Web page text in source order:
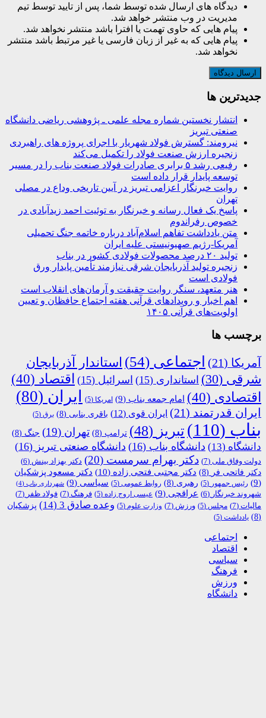
دیدگاه های ارسال شده توسط شما، پس از تایید توسط تیم
مدیریت در وب منتشر خواهد شد.
پیام هایی که حاوی تهمت یا افترا باشد منتشر نخواهد شد.
پیام هایی که به غیر از زبان فارسی یا غیر مرتبط باشد منتشر
نخواهد شد.
جديدترين ها
انتشار نخستین شماره مجله علمی ـ پژوهشی ریاضی دانشگاه
صنعتی تبریز
نیرومند: گسترش فولاد شهریار با اجرای پروژه های راهبردی
زنجیره ارزش صنعت فولاد را تکمیل می‌کند
رفیعی رشد ۵ برابری صادرات فولاد صنعت بناب را در مسیر
توسعه پایدار قرار داده است
روایت خبرنگار اعزامی تبریز در آیین تاریخی وداع در مصلی
تهران
پاسخ یک فعال رسانه و خبرنگار به توئیت احمد زیدآبادی در
خصوص رفراندوم
متن یادداشت تفاهم اسلام‌آباد درباره خاتمه جنگ تحمیلی
آمریکا-رژیم صهیونیستی علیه ایران
تولید ۲۰ درصد محصولات فولادی کشور در بناب
زنجیره تولید آذربایجان شرقی نیازمند تأمین پایدار ورق
فولادی است
هنر متعهد، سنگر روایت حقیقت و آرمان‌های انقلاب است
اهم اخبار و رویدادهای قرآنی هفته اجتماع حافظان و تعیین
اولویت‌های قرآنی ۱۴۰۵
برچسب ها
آمریکا (21) اجتماعی (54)
استاندار آذربایجان
شرقی (30) استانداری (15) اسرائیل (15) اقتصاد (40)
اقتصادی (40) امام جمعه بناب (9) امریکا (5) ایران (80)
ایران قدرتمند (21) ایران قوی (12) باقری بنابی (8) برق (5)
بناب (110) تبریز (48) ترامپ (8) تهران (19) جنگ (8)
دانشگاه (13) دانشگاه بناب (16) دانشگاه صنعتی تبریز (16)
دولت وفاق ملی (7) دکتر بهرام سرمست (20) دکتر بهزاد بینش (6)
دکتر فاتحی فر (8) دکتر مجتبی فتحی زاده (10)
دکتر مسعود پزشکیان
(9)
رئیس جمهور (5) رهبری (8) روابط عمومی (5) سیاسی (9) شهرداری بناب (4)
شهروند خبرنگار (6) عراقچی (9) عیسی اروج زاده (5) فرهنگ (7) فولاد ظفر (7)
مالیات (7) مجلس (5) ورزش (7) وزارت علوم (5) وعده صادق 3 (14)
پزشکیان
(8)
یادداشت (5)
اجتماعی
اقتصاد
سیاسی
فرهنگ
ورزش
دانشگاه